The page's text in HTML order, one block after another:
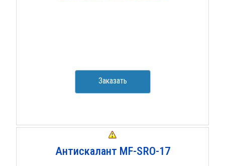
Заказать
Антискалант MF-SRO-17